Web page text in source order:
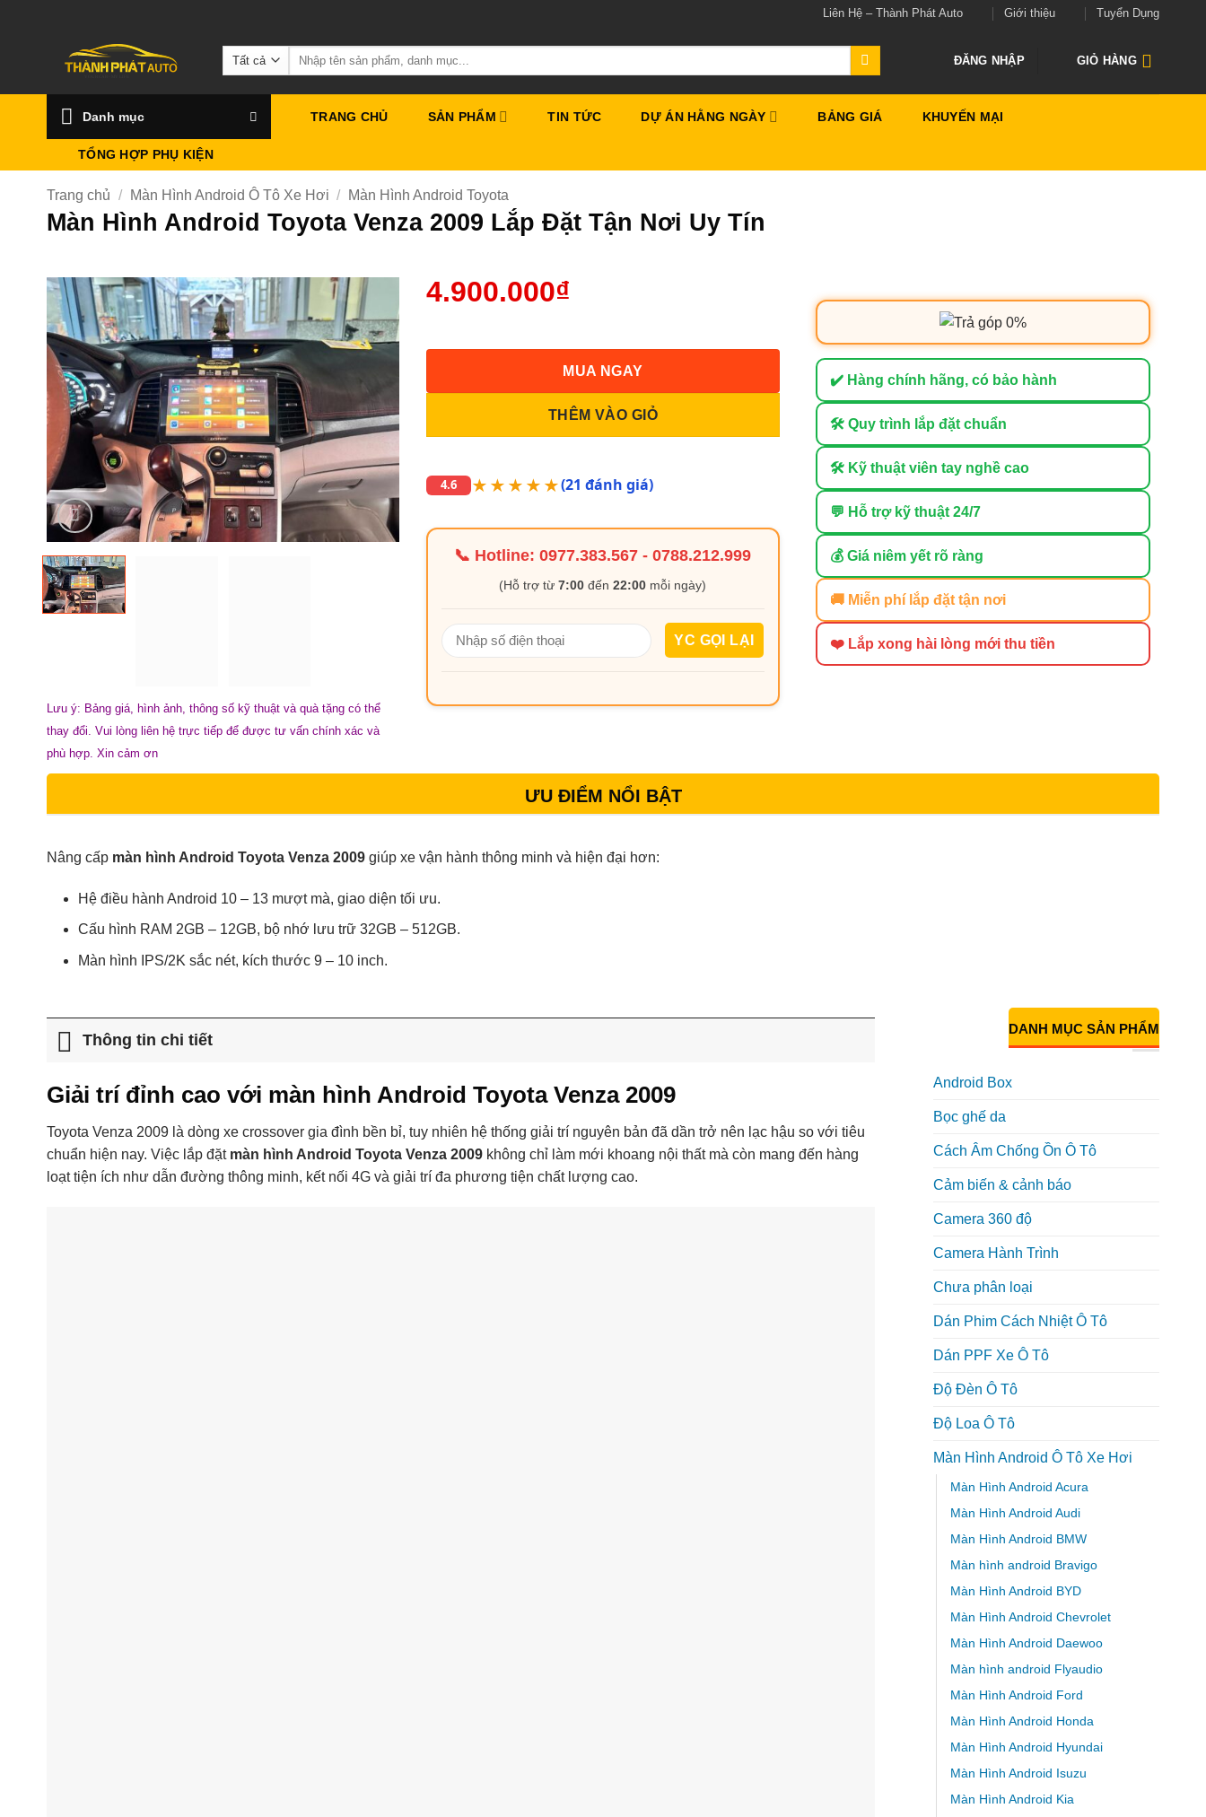
Liên Hệ – Thành Phát Auto Giới thiệu Tuyển Dụng
Tìm
kiếm:
ĐĂNG NHẬP GIỎ HÀNG
Danh mục TRANG CHỦ SẢN PHẨM TIN TỨC DỰ ÁN HẰNG NGÀY BẢNG GIÁ KHUYẾN MẠI
TỔNG HỢP PHỤ KIỆN
Trang chủ / Màn Hình Android Ô Tô Xe Hơi / Màn Hình Android Toyota
Màn Hình Android Toyota Venza 2009 Lắp Đặt Tận Nơi Uy Tín
Lưu ý: Bảng giá, hình ảnh, thông số kỹ thuật và quà tặng có thể
thay đổi. Vui lòng liên hệ trực tiếp để được tư vấn chính xác và
phù hợp. Xin cảm ơn
4.900.000₫
THÊM VÀO GIỎ
MUA NGAY
4.6 ★★★★★(21 đánh giá)
📞 Hotline:0977.383.567 -0788.212.999
(Hỗ trợ từ7:00 đến22:00 mỗi ngày)
✔️ Hàng chính hãng, có bảo hành
🛠 Quy trình lắp đặt chuẩn
🛠 Kỹ thuật viên tay nghề cao
💬 Hỗ trợ kỹ thuật 24/7
💰 Giá niêm yết rõ ràng
🚚 Miễn phí lắp đặt tận nơi
❤️ Lắp xong hài lòng mới thu tiền
ƯU ĐIỂM NỔI BẬT
Nâng cấp màn hình Android Toyota Venza 2009 giúp xe vận hành thông minh và hiện đại hơn:
Hệ điều hành Android 10 – 13 mượt mà, giao diện tối ưu.
Cấu hình RAM 2GB – 12GB, bộ nhớ lưu trữ 32GB – 512GB.
Màn hình IPS/2K sắc nét, kích thước 9 – 10 inch.
Thông tin chi tiết
Giải trí đỉnh cao với màn hình Android Toyota Venza 2009
Toyota Venza 2009 là dòng xe crossover gia đình bền bỉ, tuy nhiên hệ thống giải trí nguyên bản đã dần trở nên lạc hậu so với tiêu
chuẩn hiện nay. Việc lắp đặt màn hình Android Toyota Venza 2009 không chỉ làm mới khoang nội thất mà còn mang đến hàng
loạt tiện ích như dẫn đường thông minh, kết nối 4G và giải trí đa phương tiện chất lượng cao.
DANH MỤC SẢN PHẨM
Android Box
Bọc ghế da
Cách Âm Chống Ồn Ô Tô
Cảm biến & cảnh báo
Camera 360 độ
Camera Hành Trình
Chưa phân loại
Dán Phim Cách Nhiệt Ô Tô
Dán PPF Xe Ô Tô
Độ Đèn Ô Tô
Độ Loa Ô Tô
Màn Hình Android Ô Tô Xe Hơi
Màn Hình Android Acura
Màn Hình Android Audi
Màn Hình Android BMW
Màn hình android Bravigo
Màn Hình Android BYD
Màn Hình Android Chevrolet
Màn Hình Android Daewoo
Màn hình android Flyaudio
Màn Hình Android Ford
Màn Hình Android Honda
Màn Hình Android Hyundai
Màn Hình Android Isuzu
Màn Hình Android Kia